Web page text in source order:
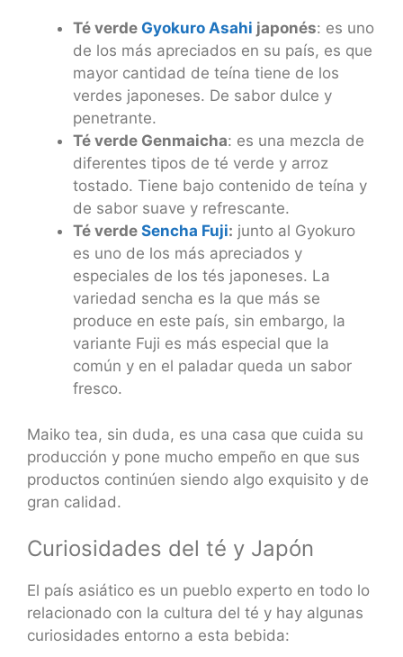
Té verde Gyokuro Asahi japonés: es uno
de los más apreciados en su país, es que
mayor cantidad de teína tiene de los
verdes japoneses. De sabor dulce y
penetrante.
Té verde Genmaicha: es una mezcla de
diferentes tipos de té verde y arroz
tostado. Tiene bajo contenido de teína y
de sabor suave y refrescante.
Té verde Sencha Fuji: junto al Gyokuro
es uno de los más apreciados y
especiales de los tés japoneses. La
variedad sencha es la que más se
produce en este país, sin embargo, la
variante Fuji es más especial que la
común y en el paladar queda un sabor
fresco.
Maiko tea, sin duda, es una casa que cuida su
producción y pone mucho empeño en que sus
productos continúen siendo algo exquisito y de
gran calidad.
Curiosidades del té y Japón
El país asiático es un pueblo experto en todo lo
relacionado con la cultura del té y hay algunas
curiosidades entorno a esta bebida: